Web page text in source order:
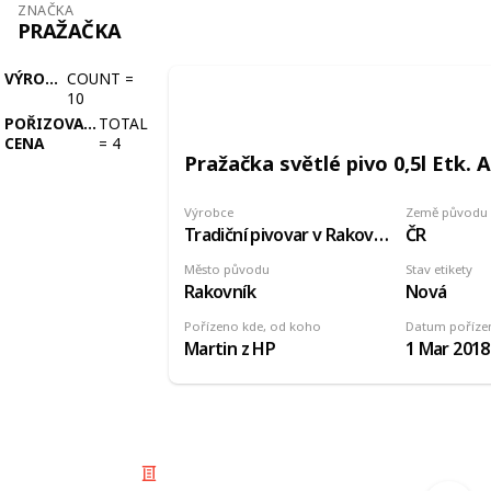
ZNAČKA
PRAŽAČKA
VÝROBCE COUNT =
10
POŘIZOVACÍ
CENA
TOTAL
= 4
Pražačka světlé pivo 0,5l Etk. A
Výrobce
Tradiční pivovar v Rakovníku
Země původu
ČR
Pořízeno kde, od koho
Martin z HP
Stav etikety
Nová
Datum
1 Mar 2018
Město původu
Rakovník